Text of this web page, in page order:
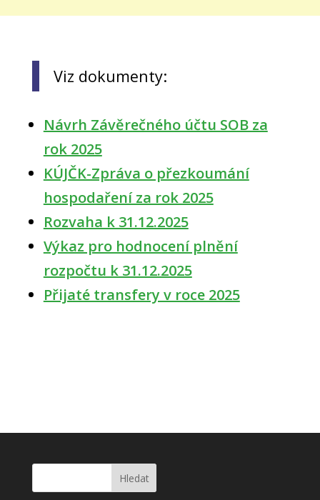
Viz dokumenty:
Návrh Závěrečného účtu SOB za
rok 2025
KÚJČK-Zpráva o přezkoumání
hospodaření za rok 2025
Rozvaha k 31.12.2025
Výkaz pro hodnocení plnění
rozpočtu k 31.12.2025
Přijaté transfery v roce 2025